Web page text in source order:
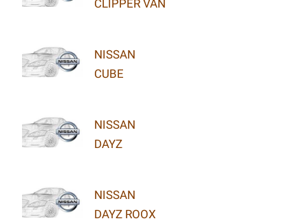
CLIPPER VAN
NISSAN
CUBE
NISSAN
DAYZ
NISSAN
DAYZ ROOX